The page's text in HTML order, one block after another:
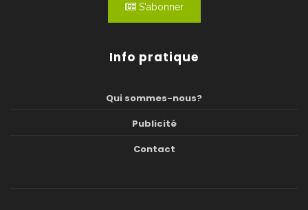
S'abonner
Info pratique
Qui sommes-nous?
Publicité
Contact